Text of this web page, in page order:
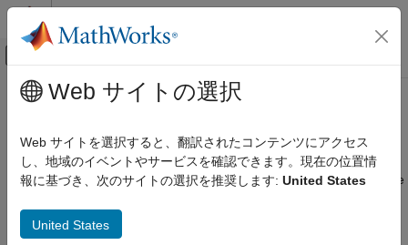
コンテンツへスキップ
オフキャンバス ナビゲーション メ
ドキュメンテーションのホーム
コード検証
Polyspace Bug Finder
Polyspace Bug Finder の結果
メインコンテンツ
MISRA C++:2008 Rule 5-0-16
A pointer operand and any pointer resulting from pointer
arithmetic using that operand shall both address elements of the
このページをすべて展開する
Web サイトの選択
Web サイトを選択すると、翻訳されたコンテンツにアクセス
し、地域のイベントやサービスを確認できます。現在の位置情
報に基づき、次のサイトの選択を推奨します: United States
United States